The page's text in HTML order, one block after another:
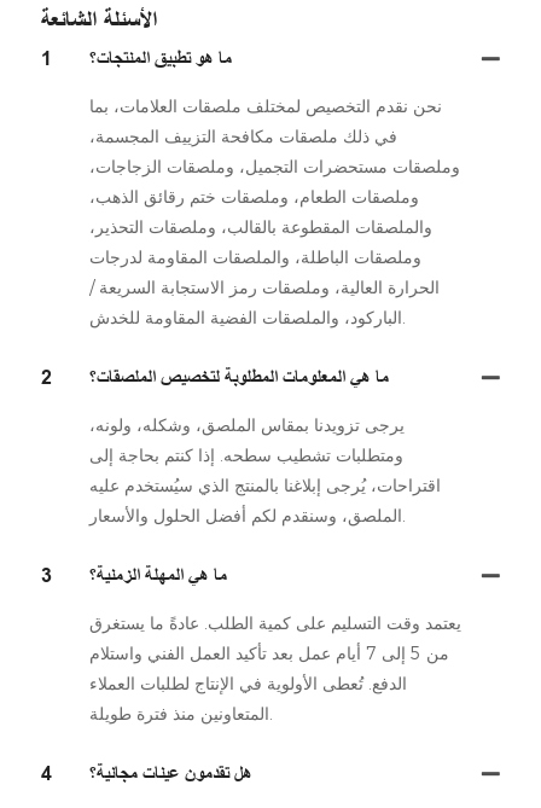
الأسئلة الشائعة
1 ما هو تطبيق المنتجات؟
نحن نقدم التخصيص لمختلف ملصقات العلامات، بما
في ذلك ملصقات مكافحة التزييف المجسمة،
وملصقات مستحضرات التجميل، وملصقات الزجاجات،
وملصقات الطعام، وملصقات ختم رقائق الذهب،
والملصقات المقطوعة بالقالب، وملصقات التحذير،
وملصقات الباطلة، والملصقات المقاومة لدرجات
الحرارة العالية، وملصقات رمز الاستجابة السريعة /
الباركود، والملصقات الفضية المقاومة للخدش.
2 ما هي المعلومات المطلوبة لتخصيص الملصقات؟
يرجى تزويدنا بمقاس الملصق، وشكله، ولونه،
ومتطلبات تشطيب سطحه. إذا كنتم بحاجة إلى
اقتراحات، يُرجى إبلاغنا بالمنتج الذي سيُستخدم عليه
الملصق، وسنقدم لكم أفضل الحلول والأسعار.
3 ما هي المهلة الزمنية؟
يعتمد وقت التسليم على كمية الطلب. عادةً ما يستغرق
من 5 إلى 7 أيام عمل بعد تأكيد العمل الفني واستلام
الدفع. تُعطى الأولوية في الإنتاج لطلبات العملاء
المتعاونين منذ فترة طويلة.
4 هل تقدمون عينات مجانية؟